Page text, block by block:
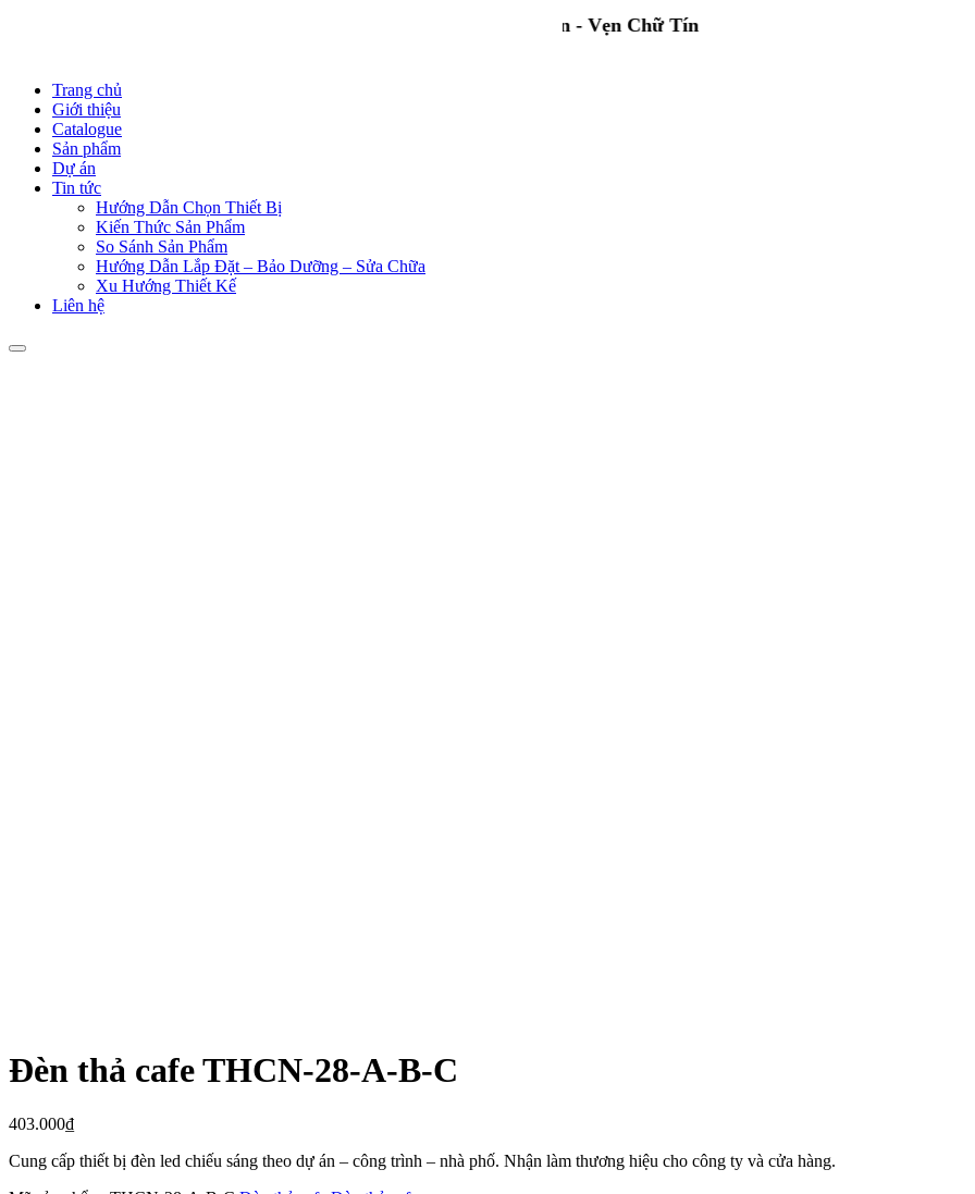
Trọn Niềm Tin - Vẹn Chữ Tín
Trang chủ
Giới thiệu
Catalogue
Sản phẩm
Dự án
Tin tức
Hướng Dẫn Chọn Thiết Bị
Kiến Thức Sản Phẩm
So Sánh Sản Phẩm
Hướng Dẫn Lắp Đặt – Bảo Dưỡng – Sửa Chữa
Xu Hướng Thiết Kế
Liên hệ
Đèn thả cafe THCN-28-A-B-C
403.000₫
Cung cấp thiết bị đèn led chiếu sáng theo dự án – công trình – nhà phố. Nhận làm thương hiệu cho công ty và cửa hàng.